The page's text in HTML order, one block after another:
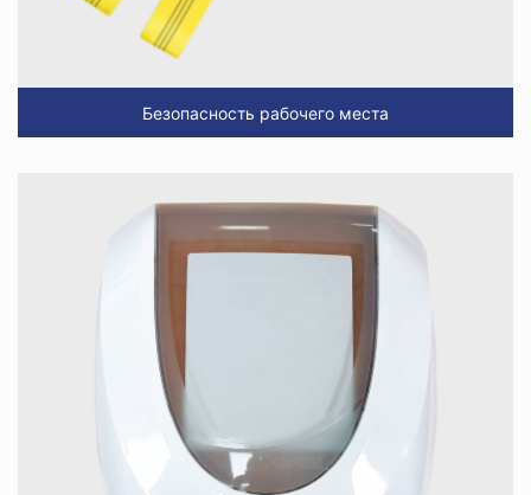
Безопасность рабочего места